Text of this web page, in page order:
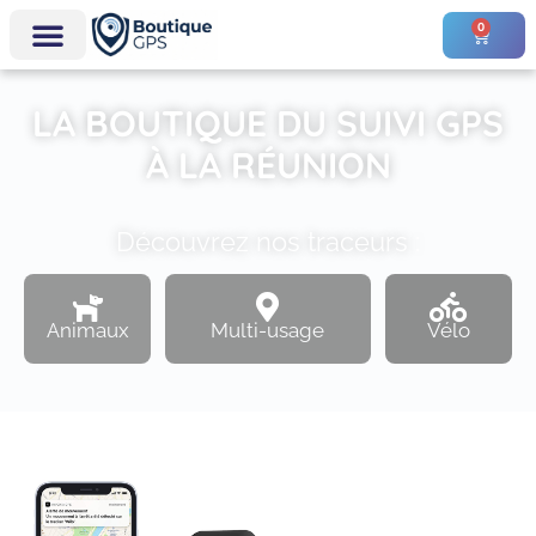
0
LA BOUTIQUE DU SUIVI GPS
À LA RÉUNION
Découvrez nos traceurs :
Animaux Multi-usage Vélo